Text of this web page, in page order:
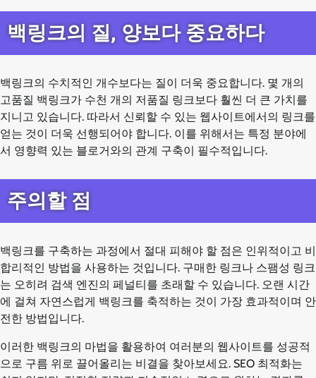
백링크의 질, 양보다 중요하다
백링크의 수치적인 개수보다는 질이 더욱 중요합니다. 몇 개의
고품질 백링크가 수천 개의 저품질 링크보다 훨씬 더 큰 가치를
지니고 있습니다. 따라서 신뢰할 수 있는 웹사이트에서의 링크를
얻는 것이 더욱 선행되어야 합니다. 이를 위해서는 특정 분야에
서 영향력 있는 블로거와의 관계 구축이 필수적입니다.
주의할 점
백링크를 구축하는 과정에서 절대 피해야 할 점은 인위적이고 비
합리적인 방법을 사용하는 것입니다. 구매한 링크나 스팸성 링크
는 오히려 검색 엔진의 페널티를 초래할 수 있습니다. 오랜 시간
에 걸쳐 자연스럽게 백링크를 축적하는 것이 가장 효과적이며 안
전한 방법입니다.
이러한 백링크의 마법을 활용하여 여러분의 웹사이트를 성공적
으로 구름 위로 끌어올리는 비결을 찾아보세요. SEO 최적화는